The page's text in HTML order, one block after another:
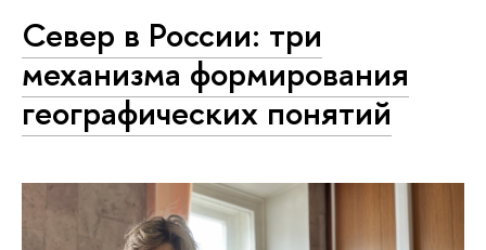
Север в России: три
механизма формирования
географических понятий